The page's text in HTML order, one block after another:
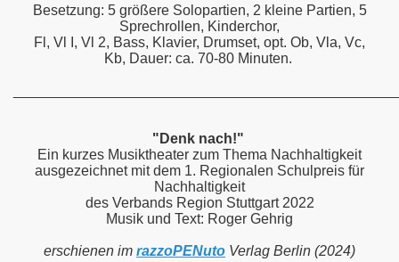
Besetzung: 5 größere Solopartien, 2 kleine Partien, 5
Sprechrollen, Kinderchor,
Fl, Vl I, Vl 2, Bass, Klavier, Drumset, opt. Ob, Vla, Vc,
Kb, Dauer: ca. 70-80 Minuten.
"Denk nach!"
Ein kurzes Musiktheater zum Thema Nachhaltigkeit
ausgezeichnet mit dem 1. Regionalen Schulpreis für
Nachhaltigkeit
des Verbands Region Stuttgart 2022
Musik und Text: Roger Gehrig
erschienen im razzoPENuto Verlag Berlin (2024)